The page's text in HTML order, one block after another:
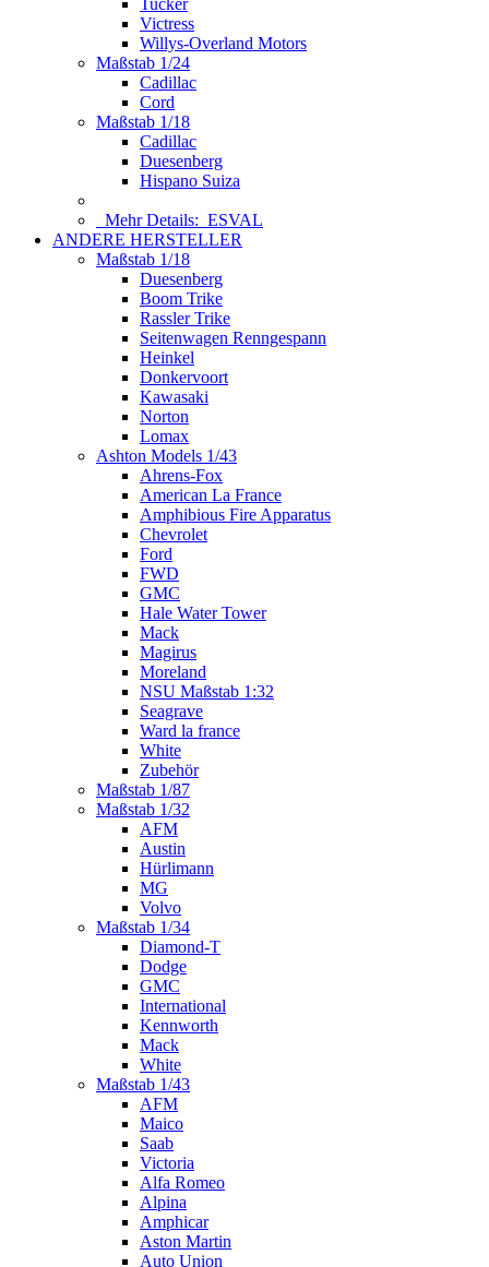
Tucker
Victress
Willys-Overland Motors
Maßstab 1/24
Cadillac
Cord
Maßstab 1/18
Cadillac
Duesenberg
Hispano Suiza
Mehr Details: ESVAL
ANDERE HERSTELLER
Maßstab 1/18
Duesenberg
Boom Trike
Rassler Trike
Seitenwagen Renngespann
Heinkel
Donkervoort
Kawasaki
Norton
Lomax
Ashton Models 1/43
Ahrens-Fox
American La France
Amphibious Fire Apparatus
Chevrolet
Ford
FWD
GMC
Hale Water Tower
Mack
Magirus
Moreland
NSU Maßstab 1:32
Seagrave
Ward la france
White
Zubehör
Maßstab 1/87
Maßstab 1/32
AFM
Austin
Hürlimann
MG
Volvo
Maßstab 1/34
Diamond-T
Dodge
GMC
International
Kennworth
Mack
White
Maßstab 1/43
AFM
Maico
Saab
Victoria
Alfa Romeo
Alpina
Amphicar
Aston Martin
Auto Union